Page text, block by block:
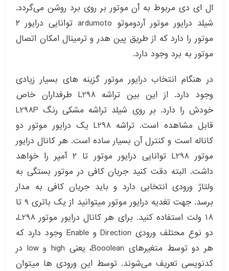
ال ای دی مربوط به آن موتور بر روی برد روشن می‌گردد.
شیلد درایور موتور آردوموتو ardumoto توانایی درایور ۲
موتور را دارد که از طریق پین هدر و ترمینال امکان اتصال
موتور به برد وجود دارد.
در هنگام انتخاب درایور موتور گزینه های بسیار زیادی
وجود دارد. از این بین تراشه L298 طرفداران خاص
خودش را دارد. بر روی شیلد تراشه مشکی رنگ L298P
قابل مشاهده است. تراشه L298 یک درایور موتور دو
کاناله است و کنترل آن بسیار ساده است. هر کانال درایور
موتور L298 توانایی درایور موتور تا ۲ آمپر را خواهد
داشت. البته دقت کنید جریان کافی در موتور بستگی به
ولتاژ ورودی انتخابی دارد و باید جریان کافی به مدار
برسد. جهت تغدیه درایور موتور میتوانید از یک باتری ۹ تا
۱۸ ولت استفاده کنید. برای هر کانال درایور موتور L298،
دو نوع محتلف ورودی Direction و Enable وجود دارد که
هر دو توسط متغیرهای Booolean، یعنی high و low در
کدنویسی تعریف می‌شوند. توسط این ورودی ها میتوان